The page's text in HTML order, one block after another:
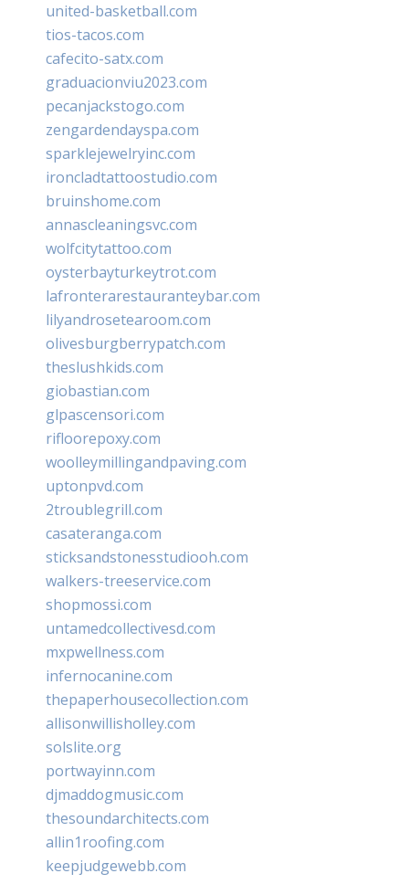
united-basketball.com
tios-tacos.com
cafecito-satx.com
graduacionviu2023.com
pecanjackstogo.com
zengardendayspa.com
sparklejewelryinc.com
ironcladtattoostudio.com
bruinshome.com
annascleaningsvc.com
wolfcitytattoo.com
oysterbayturkeytrot.com
lafronterarestauranteybar.com
lilyandrosetearoom.com
olivesburgberrypatch.com
theslushkids.com
giobastian.com
glpascensori.com
rifloorepoxy.com
woolleymillingandpaving.com
uptonpvd.com
2troublegrill.com
casateranga.com
sticksandstonesstudiooh.com
walkers-treeservice.com
shopmossi.com
untamedcollectivesd.com
mxpwellness.com
infernocanine.com
thepaperhousecollection.com
allisonwillisholley.com
solslite.org
portwayinn.com
djmaddogmusic.com
thesoundarchitects.com
allin1roofing.com
keepjudgewebb.com